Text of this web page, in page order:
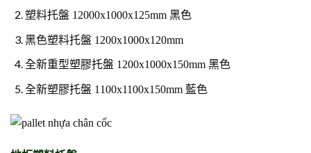
塑料托盤 12000x1000x125mm 黑色
黑色塑料托盤 1200x1000x120mm
全新重型塑膠托盤 1200x1000x150mm 黑色
全新塑膠托盤 1100x1100x150mm 藍色